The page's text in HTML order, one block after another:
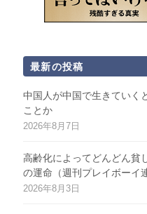
最新の投稿
中国人が中国で生きていく
ことか
2026年8月7日
高齢化によってどんどん貧
の運命（週刊プレイボーイ
2026年8月3日